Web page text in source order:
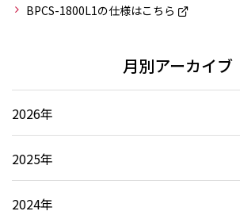
BPCS-1800L1の仕様はこちら
月別アーカイブ
2026年
2025年
2024年